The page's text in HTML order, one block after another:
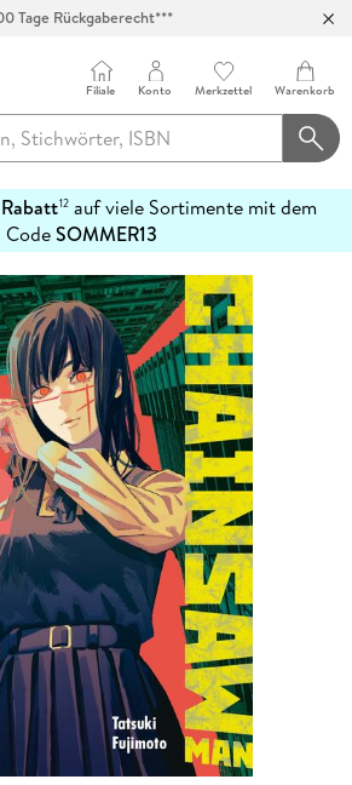
Tage Rückgaberecht***
Filiale Konto Merkzettel Warenkorb
Rabatt12auf viele Sortimente mit dem
CodeSOMMER13